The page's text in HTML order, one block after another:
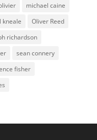
michael caine
kneale
Oliver Reed
richardson
sean connery
fisher